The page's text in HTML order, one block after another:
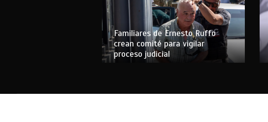
Familiares de Ernesto Ruffo
crean comité para vigilar
proceso judicial